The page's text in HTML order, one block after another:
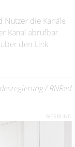
Nutzer die Kanäle
Kanal abrufbar.
den Link
/ RNRed
WERBUNG